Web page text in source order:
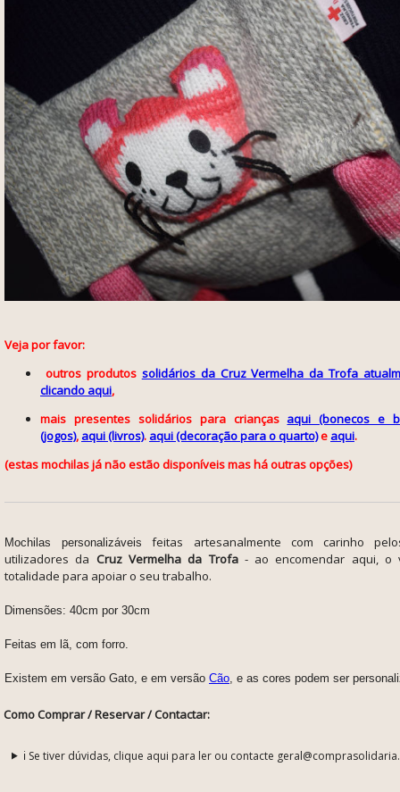
Veja por favor:
outros produtos solidários da Cruz Vermelha da Trofa
clicando aqui,
mais presentes solidários para crianças aqui (bonecos e
(jogos), aqui (livros). aqui (decoração para o quarto)e aqui.
(estas mochilas já não estão disponíveis mas há outras opções)
Mochilas personalizáveis
feitas artesanalmente com carinho
utilizadores da Cruz Vermelha da Trofa- ao encomendar aqui, o
totalidade para apoiar o seu trabalho.
Dimensões: 40cm por 30cm
Feitas em lã, com forro.
Existem em versão Gato, e em versão Cão, e as cores podem ser
Como Comprar / Reservar / Contactar:
ℹ️ Se tiver dúvidas, clique aqui para ler ou contacte